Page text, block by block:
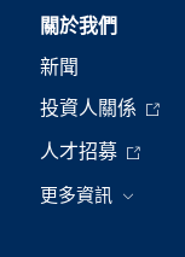
關於我們
新聞
投資人關係
人才招募
更多資訊